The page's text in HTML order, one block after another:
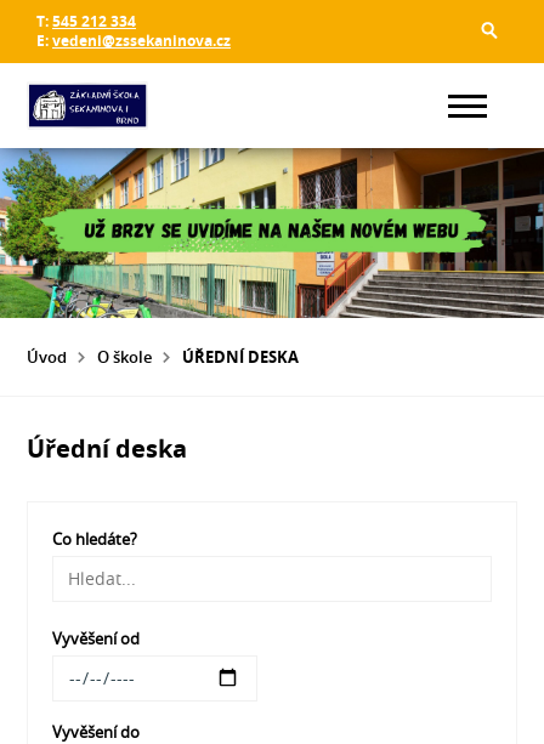
T:545 212 334
E:vedeni@zssekaninova.cz
Úvod O škole ÚŘEDNÍ DESKA
Úřední deska
Co hledáte?
Vyvěšení od
Vyvěšení do